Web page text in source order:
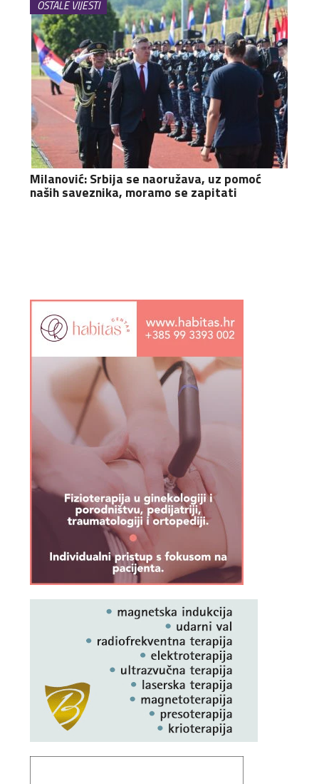
OSTALE VIJESTI
Milanović: Srbija se naoružava, uz pomoć
naših saveznika, moramo se zapitati